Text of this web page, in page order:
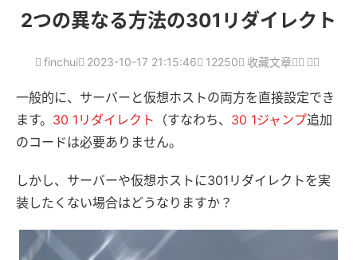
2つの異なる方法の301リダイレクト
finchui 2023-10-17 21:15:46 12250 收藏文章
一般的に、サーバーと仮想ホストの両方を直接設定でき
ます。 30 1リダイレクト （すなわち、 30 1ジャンプ追加
のコードは必要ありません。
しかし、サーバーや仮想ホストに301リダイレクトを実
装したくない場合はどうなりますか？